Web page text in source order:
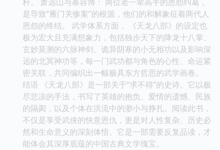
是导致“雁门关惨案”的根源，他们的和解象征着两代人
恩怨的终结。 武学体系方面， 《天龙八部》的设定也
极为宏大且充满想象力，包括独步天下的降龙十八掌、
玄妙莫测的六脉神剑、诡异阴寒的小无相功以及影响深
远的北冥神功等，每一门武功都与角色的心性、命运紧
密关联，共同编织出一幅极具东方哲思的武学画卷。
结语 《天龙八部》是一部关于“求不得”的史诗。它以极
尽悲凉的手法，书写了英雄的抱负、爱情的遗憾、民族
的隔阂，以及个体在洪流中的渺小与挣扎。阅读此书，
不仅是享受武侠的快意恩仇，更是对人性复杂、历史必
然和生命意义的深刻体悟。它是一部需要反复品读，才
能体会其深厚底蕴的中国古典文学瑰宝。